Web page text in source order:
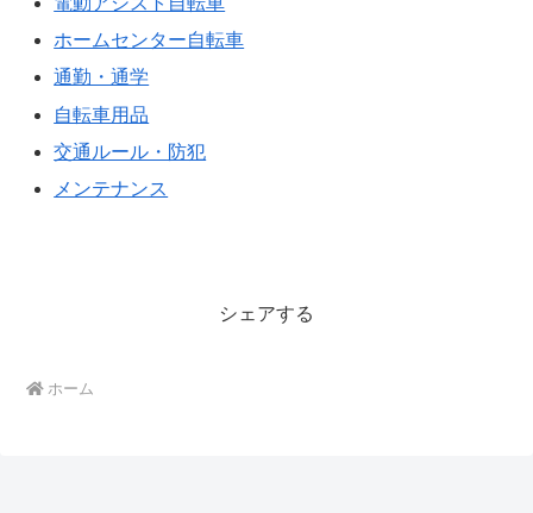
ホームセンター自転車
通勤・通学
自転車用品
交通ルール・防犯
メンテナンス
シェアする
ホーム